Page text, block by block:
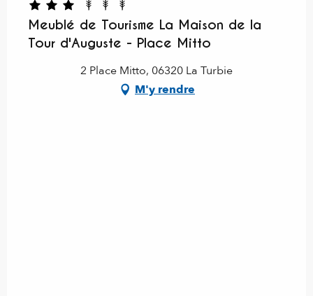
Meublé de Tourisme La Maison de la
Tour d'Auguste - Place Mitto
2 Place Mitto, 06320 La Turbie
M'y rendre